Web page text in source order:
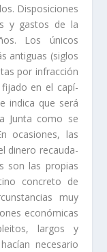
Disposiciones
y gastos de la
Los úni­cos
antiguas (siglos
por infracción
fi­jado en el capí­
indica que será
Junta como se
ocasiones, las
dinero recauda­
son las propias
concreto de
muy
económicas
largos y
necesario